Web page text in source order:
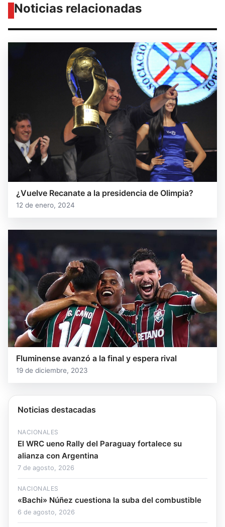
Noticias relacionadas
¿Vuelve Recanate a la presidencia de Olimpia?
12 de enero, 2024
Fluminense avanzó a la final y espera rival
19 de diciembre, 2023
Noticias destacadas
NACIONALES
El WRC ueno Rally del Paraguay fortalece su
alianza con Argentina
7 de agosto, 2026
NACIONALES
«Bachi» Núñez cuestiona la suba del combustible
6 de agosto, 2026